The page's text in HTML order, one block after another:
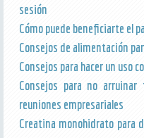
sesión
Cómo puede beneficiarte el
Consejos de alimentación
Consejos para hacer un uso
Consejos para no
reuniones empresariales
Creatina monohidrato para